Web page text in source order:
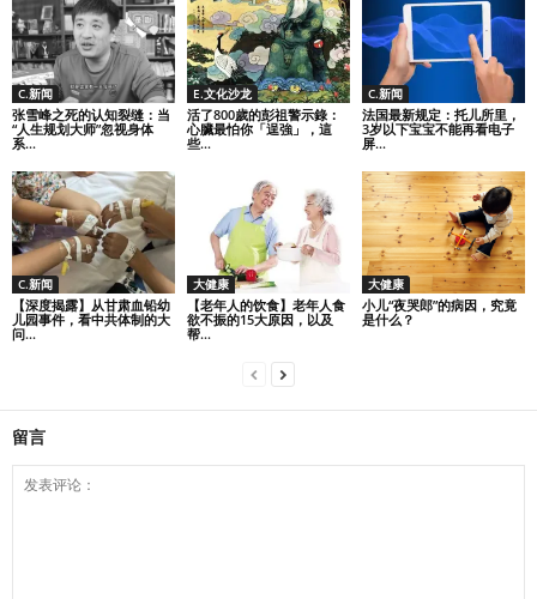
C.新闻
张雪峰之死的认知裂缝：当
“人生规划大师”忽视身体
系...
E.文化沙龙
活了800歲的彭祖警示錄：
心臟最怕你「逞強」，這
些...
C.新闻
法国最新规定：托儿所里，
3岁以下宝宝不能再看电子
屏...
C.新闻
【深度揭露】从甘肃血铅幼
儿园事件，看中共体制的大
问...
大健康
【老年人的饮食】老年人食
欲不振的15大原因，以及
帮...
大健康
小儿“夜哭郎”的病因，究竟
是什么？
留言